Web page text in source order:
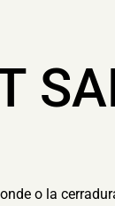
o la